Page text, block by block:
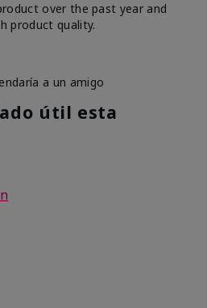
over the past year and
product quality.
a un amigo
útil esta